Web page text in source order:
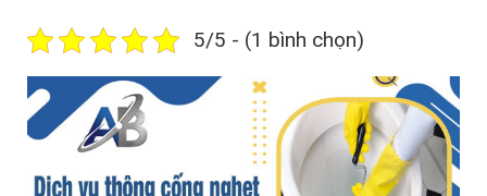
5/5 - (1 bình chọn)